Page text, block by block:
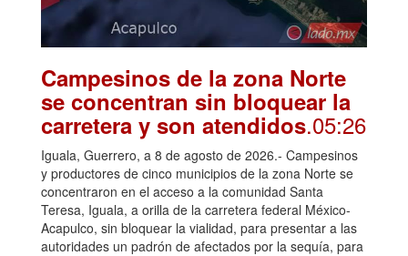
Campesinos de la zona Norte
se concentran sin bloquear la
carretera y son atendidos.05:26
Iguala, Guerrero, a 8 de agosto de 2026.- Campesinos
y productores de cinco municipios de la zona Norte se
concentraron en el acceso a la comunidad Santa
Teresa, Iguala, a orilla de la carretera federal México-
Acapulco, sin bloquear la vialidad, para presentar a las
autoridades un padrón de afectados por la sequía, para